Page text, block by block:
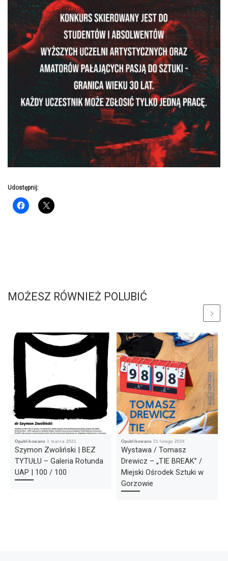
Udostępnij:
MOŻESZ RÓWNIEŻ POLUBIĆ
Opublikowano 1 marca 2021
Szymon Zwoliński | BEZ
TYTUŁU – Galeria Rotunda
UAP | 100 / 100
Opublikowano 21 lutego 2024
Wystawa / Tomasz
Drewicz – „TIE BREAK” /
Miejski Ośrodek Sztuki w
Gorzowie